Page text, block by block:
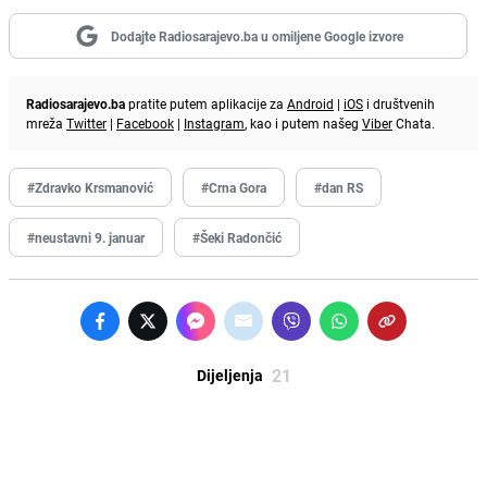
Dodajte Radiosarajevo.ba u omiljene Google izvore
Radiosarajevo.bapratite putem aplikacije za Android | iOS i društvenih
mreža Twitter | Facebook | Instagram, kao i putem našeg ViberChata.
#Zdravko Krsmanović #Crna Gora #dan RS
#neustavni 9. januar #Šeki Radončić
Dijeljenja 21